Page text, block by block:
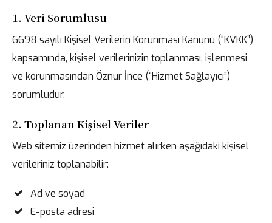
Türkçe
English
1. Veri Sorumlusu
6698 sayılı Kişisel Verilerin Korunması Kanunu (“KVKK”)
kapsamında, kişisel verilerinizin toplanması, işlenmesi
ve korunmasından Öznur İnce (“Hizmet Sağlayıcı”)
sorumludur.
2. Toplanan Kişisel Veriler
Web sitemiz üzerinden hizmet alırken aşağıdaki kişisel
verileriniz toplanabilir:
Ad ve soyad
E-posta adresi